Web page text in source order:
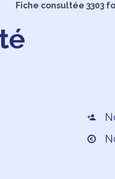
Fiche consultée 3303